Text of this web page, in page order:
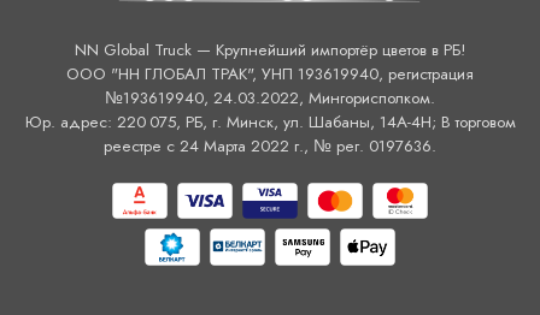
NN Global Truck — Крупнейший импортёр цветов в РБ!
ООО "НН ГЛОБАЛ ТРАК", УНП 193619940, регистрация
№193619940, 24.03.2022, Мингорисполком.
Юр. адрес: 220 075, РБ, г. Минск, ул. Шабаны, 14А-4H; В торговом
реестре с 24 Марта 2022 г., № рег. 0197636.